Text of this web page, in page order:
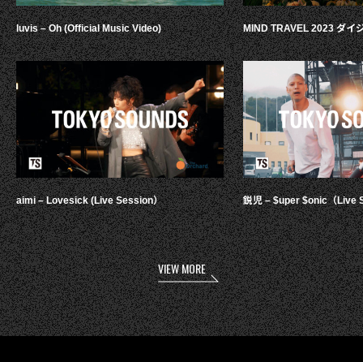
luvis – Oh (Official Music Video)
aimi – Lovesick (Live Session）
MIND TRAVEL 2023 ダイ
鋭児 – $uper $onic（Live
VIEW MORE